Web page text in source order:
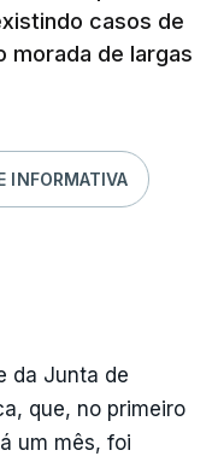
casos de
morada de largas
INFORMATIVA
da Junta de
que, no primeiro
um mês, foi